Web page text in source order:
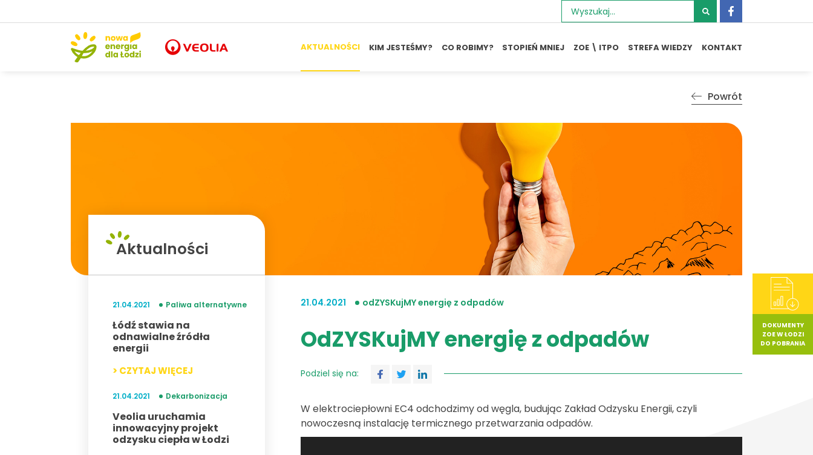
DOKUMENTY
ZOE W ŁODZI
DO POBRANIA
Szukaj:
AKTUALNOŚCI KIM JESTEŚMY? CO ROBIMY? STOPIEŃ MNIEJ ZOE \ ITPO STREFA WIEDZY KONTAKT
Powrót
Aktualności
21.04.2021 Paliwa alternatywne
Łódź stawia na
odnawialne źródła
energii
> CZYTAJ WIĘCEJ
21.04.2021 Dekarbonizacja
Veolia uruchamia
innowacyjny projekt
odzysku ciepła w Łodzi
21.04.2021 odZYSKujMY energię z odpadów
OdZYSKujMY energię z odpadów
Podziel się na:
W elektrociepłowni EC4 odchodzimy od węgla, budując Zakład Odzysku Energii, czyli
nowoczesną instalację termicznego przetwarzania odpadów.